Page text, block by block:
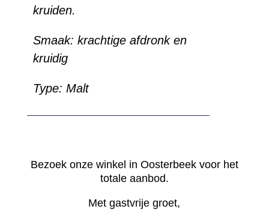
kruiden.
Smaak: krachtige afdronk en
kruidig
Type: Malt
Bezoek onze winkel in Oosterbeek voor het
totale aanbod.
Met gastvrije groet,